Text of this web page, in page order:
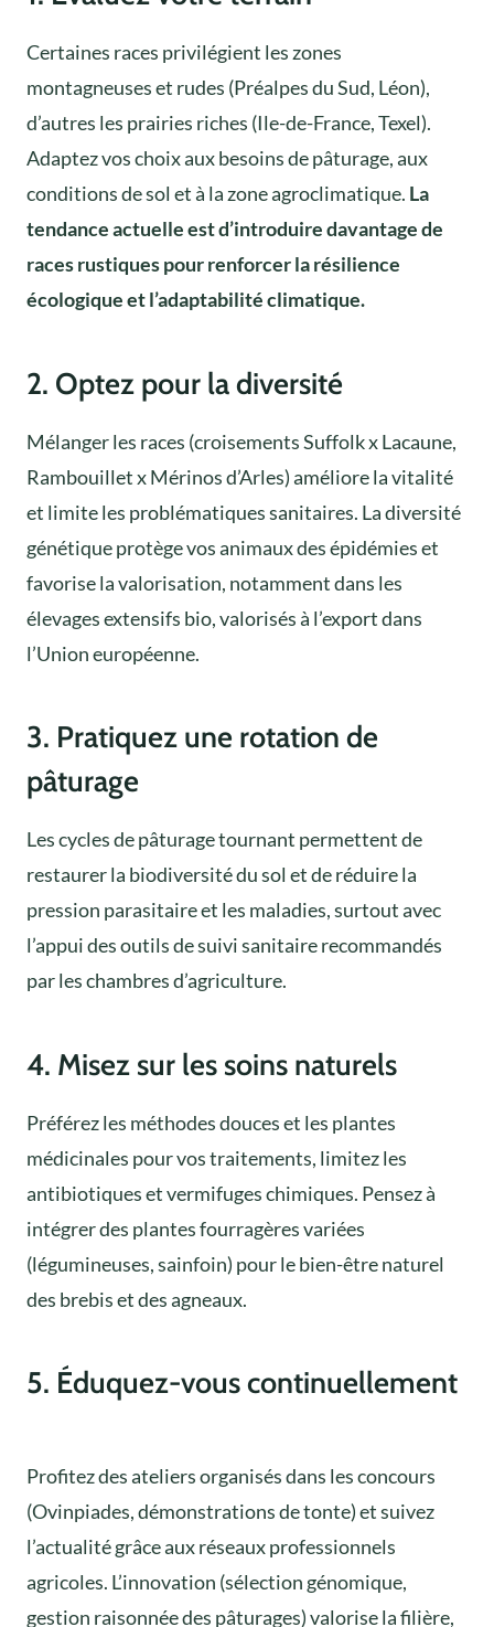
Certaines races privilégient les zones
montagneuses et rudes (Préalpes du Sud, Léon),
d’autres les prairies riches (Ile-de-France, Texel).
Adaptez vos choix aux besoins de pâturage, aux
conditions de sol et à la zone agroclimatique. La
tendance actuelle est d’introduire davantage de
races rustiques pour renforcer la résilience
écologique et l’adaptabilité climatique.
2. Optez pour la diversité
Mélanger les races (croisements Suffolk x Lacaune,
Rambouillet x Mérinos d’Arles) améliore la vitalité
et limite les problématiques sanitaires. La diversité
génétique protège vos animaux des épidémies et
favorise la valorisation, notamment dans les
élevages extensifs bio, valorisés à l’export dans
l’Union européenne.
3. Pratiquez une rotation de
pâturage
Les cycles de pâturage tournant permettent de
restaurer la biodiversité du sol et de réduire la
pression parasitaire et les maladies, surtout avec
l’appui des outils de suivi sanitaire recommandés
par les chambres d’agriculture.
4. Misez sur les soins naturels
Préférez les méthodes douces et les plantes
médicinales pour vos traitements, limitez les
antibiotiques et vermifuges chimiques. Pensez à
intégrer des plantes fourragères variées
(légumineuses, sainfoin) pour le bien-être naturel
des brebis et des agneaux.
5. Éduquez-vous continuellement
Profitez des ateliers organisés dans les concours
(Ovinpiades, démonstrations de tonte) et suivez
l’actualité grâce aux réseaux professionnels
agricoles. L’innovation (sélection génomique,
gestion raisonnée des pâturages) valorise la filière,